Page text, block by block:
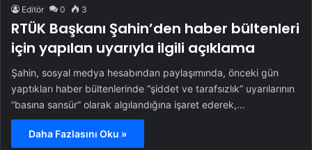
Editör 0 3
RTÜK Başkanı Şahin’den haber bültenleri
için yapılan uyarıyla ilgili açıklama
Şahin, sosyal medya hesabından paylaşımında, önceki gün
yaptıkları haber bültenlerinde “şiddet ve tarafsızlık” uyarılarının
“basına sansür” olarak algılandığına işaret ederek,…
Daha Fazlasını Oku »